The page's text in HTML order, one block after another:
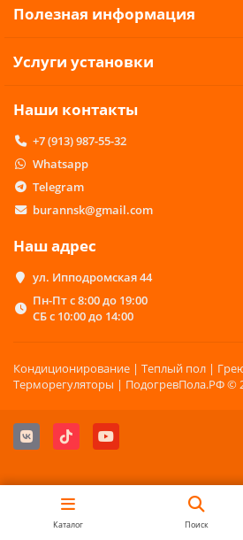
Полезная информация
Услуги установки
Наши контакты
+7 (913) 987-55-32
Whatsapp
Telegram
burannsk@gmail.com
Наш адрес
ул. Ипподромская 44
Пн-Пт с 8:00 до 19:00
СБ с 10:00 до 14:00
Кондиционирование | Теплый пол |
Терморегуляторы | ПодогревПола.РФ ©
Каталог Поиск